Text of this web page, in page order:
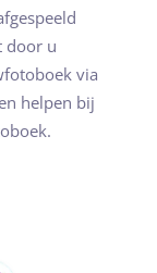
door u
via
helpen bij